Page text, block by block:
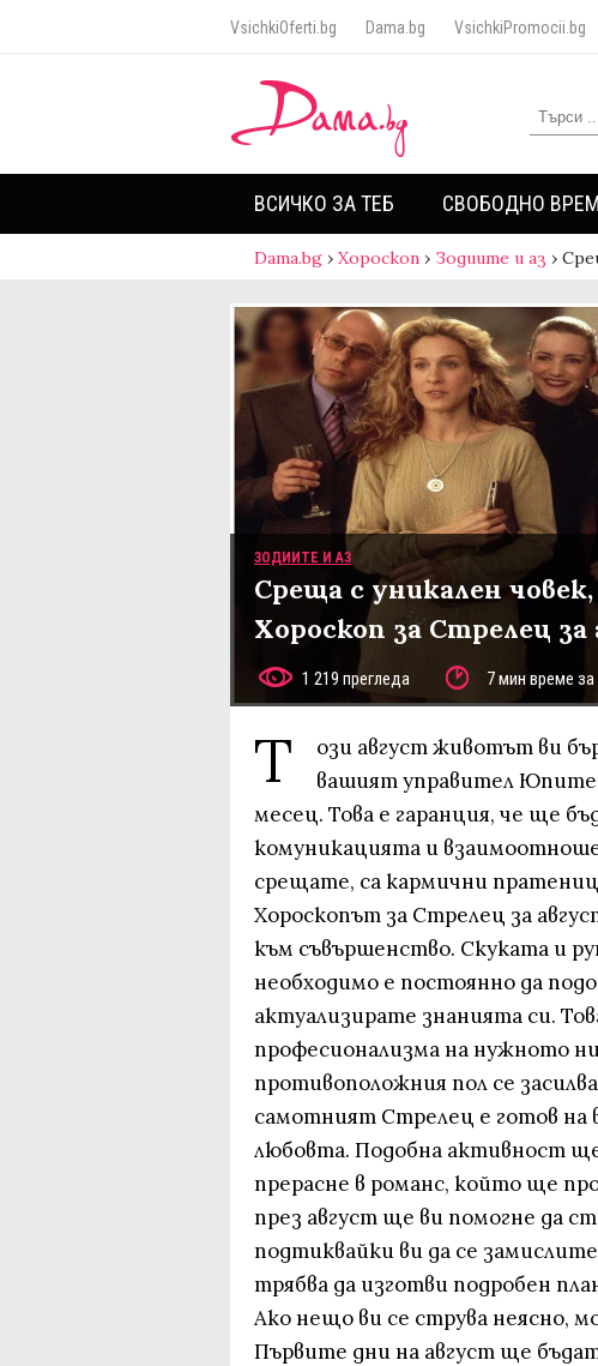
VsichkiOferti.bg Dama.bg VsichkiPromocii.bg
ВСИЧКО ЗА ТЕБ СВОБОДНО
Dama.bg › Хороскоп › Зодиите и аз ›
ЗОДИИТЕ И АЗ
Среща с уникален
Хороскоп за Стрелец за
1 219 прегледа 7 мин време
Т
ози август животът ви
вашият управител
месец. Това е гаранция, че ще
комуникацията и
срещате, са кармични
Хороскопът за Стрелец за
към съвършенство. Скуката и
необходимо е постоянно да
актуализирате знанията си.
професионализма на нужното
противоположния пол се
самотният Стрелец е готов на
любовта. Подобна активност
прерасне в романс, който ще
през август ще ви помогне да
подтиквайки ви да се
трябва да изготви подробен
Ако нещо ви се струва неясно,
Първите дни на август ще